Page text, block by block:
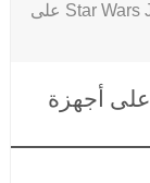
نظرة تقنية على أداء Star Wars Jedi على
نظرة تقنية على أداء Star Wars Jedi على أجهزة